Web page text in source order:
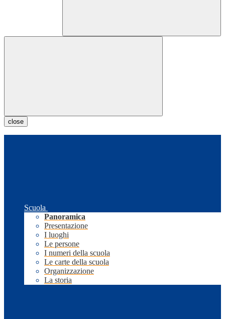
close
Scuola
Panoramica
Presentazione
I luoghi
Le persone
I numeri della scuola
Le carte della scuola
Organizzazione
La storia